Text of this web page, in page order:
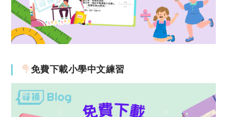
免費下載小學中文練習